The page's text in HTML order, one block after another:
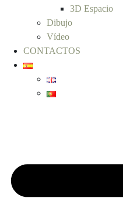
3D Espacio
Dibujo
Vídeo
CONTACTOS